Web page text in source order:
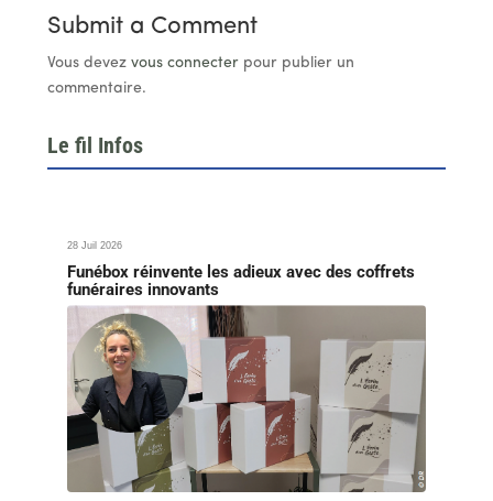
Submit a Comment
Vous devez vous connecterpour publier un
commentaire.
Le fil Infos
28 Juil 2026
Funébox réinvente les adieux avec des coffrets
funéraires innovants